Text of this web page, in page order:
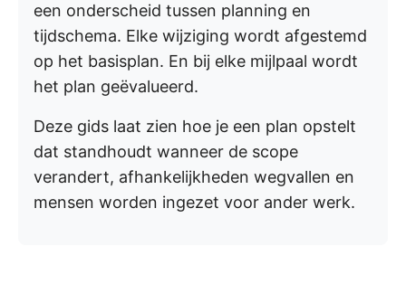
een onderscheid tussen planning en
tijdschema. Elke wijziging wordt afgestemd
op het basisplan. En bij elke mijlpaal wordt
het plan geëvalueerd.
Deze gids laat zien hoe je een plan opstelt
dat standhoudt wanneer de scope
verandert, afhankelijkheden wegvallen en
mensen worden ingezet voor ander werk.